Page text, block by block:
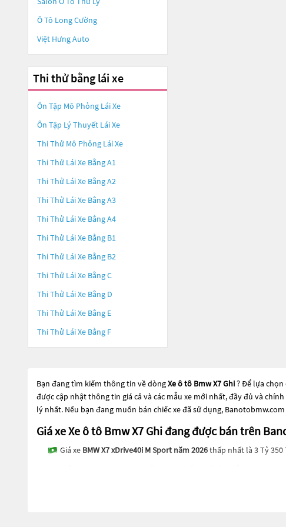
Ô Tô Long Cường
Việt Hưng Auto
Thi thử bằng lái xe
Ôn Tập Mô Phỏng Lái Xe
Ôn Tập Lý Thuyết Lái Xe
Thi Thử Mô Phỏng Lái Xe
Thi Thử Lái Xe Bằng A1
Thi Thử Lái Xe Bằng A2
Thi Thử Lái Xe Bằng A3
Thi Thử Lái Xe Bằng A4
Thi Thử Lái Xe Bằng B1
Thi Thử Lái Xe Bằng B2
Thi Thử Lái Xe Bằng C
Thi Thử Lái Xe Bằng D
Thi Thử Lái Xe Bằng E
Thi Thử Lái Xe Bằng F
Bạn đang tìm kiếm thông tin về dòngXe ô tô Bmw X7 Ghi? Để lựa
được cập nhật thông tin giá cả và các mẫu xe mới nhất, đầy đủ và
lý nhất. Nếu bạn đang muốn bán chiếc xe đã sử dụng,
Giá xe Xe ô tô Bmw X7 Ghi đang được bán trên
Giá xe BMW X7 xDrive40i M Sport năm 2026thấp nhất là 3 Tỷ 350
đang trở thành một lựa chọn phổ biến
này có thể là những